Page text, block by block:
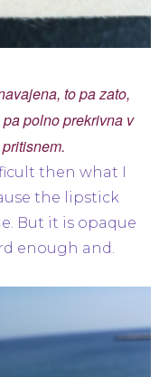
to pa zato,
polno prekrivna v
then what I
the lipstick
But it is opaque
enough and.